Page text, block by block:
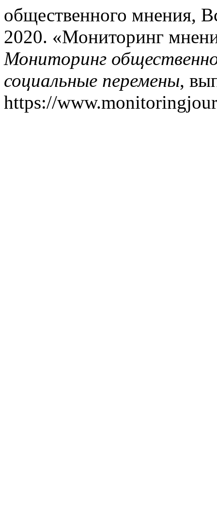
общественного мнения,
2020. «Мониторинг
Мониторинг
социальные перемены,
https://